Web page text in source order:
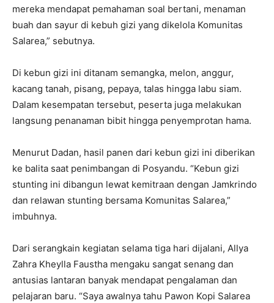
mereka mendapat pemahaman soal bertani, menaman
buah dan sayur di kebuh gizi yang dikelola Komunitas
Salarea,” sebutnya.
Di kebun gizi ini ditanam semangka, melon, anggur,
kacang tanah, pisang, pepaya, talas hingga labu siam.
Dalam kesempatan tersebut, peserta juga melakukan
langsung penanaman bibit hingga penyemprotan hama.
Menurut Dadan, hasil panen dari kebun gizi ini diberikan
ke balita saat penimbangan di Posyandu. “Kebun gizi
stunting ini dibangun lewat kemitraan dengan Jamkrindo
dan relawan stunting bersama Komunitas Salarea,”
imbuhnya.
Dari serangkain kegiatan selama tiga hari dijalani, Allya
Zahra Kheylla Faustha mengaku sangat senang dan
antusias lantaran banyak mendapat pengalaman dan
pelajaran baru. “Saya awalnya tahu Pawon Kopi Salarea